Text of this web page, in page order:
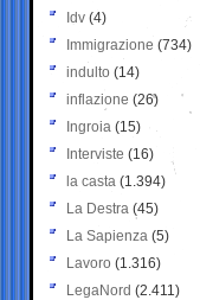
Idv (4)
Immigrazione (734)
indulto (14)
inflazione (26)
Ingroia (15)
Interviste (16)
la casta (1.394)
La Destra (45)
La Sapienza (5)
Lavoro (1.316)
LegaNord (2.411)